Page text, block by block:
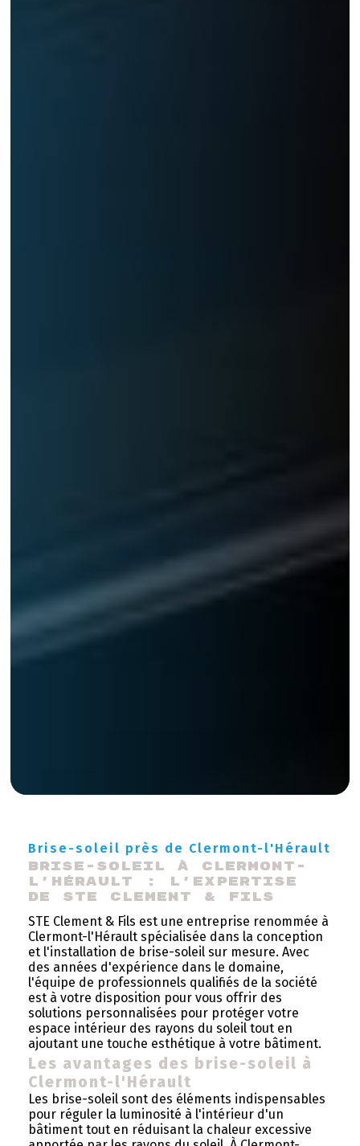
Brise-soleil près de Clermont-l'Hérault
Brise-soleil à Clermont-
l'Hérault : l'expertise
de STE Clement & Fils
STE Clement & Fils est une entreprise renommée à
Clermont-l'Hérault spécialisée dans la conception
et l'installation de brise-soleil sur mesure. Avec
des années d'expérience dans le domaine,
l'équipe de professionnels qualifiés de la société
est à votre disposition pour vous offrir des
solutions personnalisées pour protéger votre
espace intérieur des rayons du soleil tout en
ajoutant une touche esthétique à votre bâtiment.
Les avantages des brise-soleil à
Clermont-l'Hérault
Les brise-soleil sont des éléments indispensables
pour réguler la luminosité à l'intérieur d'un
bâtiment tout en réduisant la chaleur excessive